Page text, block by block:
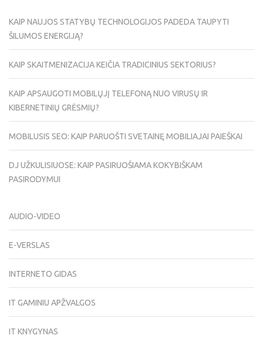
KAIP NAUJOS STATYBŲ TECHNOLOGIJOS PADEDA TAUPYTI
ŠILUMOS ENERGIJĄ?
KAIP SKAITMENIZACIJA KEIČIA TRADICINIUS SEKTORIUS?
KAIP APSAUGOTI MOBILŲJĮ TELEFONĄ NUO VIRUSŲ IR
KIBERNETINIŲ GRĖSMIŲ?
MOBILUSIS SEO: KAIP PARUOŠTI SVETAINĘ MOBILIAJAI PAIEŠKAI
DJ UŽKULISIUOSE: KAIP PASIRUOŠIAMA KOKYBIŠKAM
PASIRODYMUI
AUDIO-VIDEO
E-VERSLAS
INTERNETO GIDAS
IT GAMINIU APŽVALGOS
IT KNYGYNAS